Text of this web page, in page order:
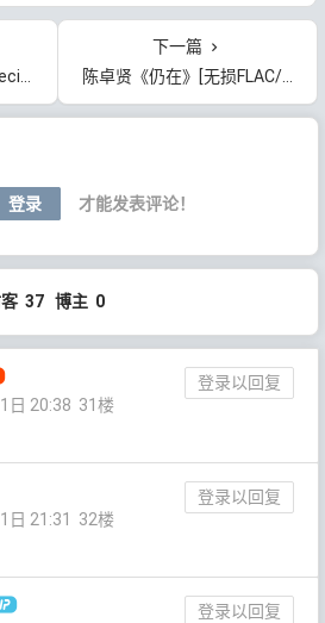
下载
下一篇
陈卓贤《仍在》[无损FLAC/MP3/65MB]百度云网盘下载
登录 才能发表评论！
客 37 博主 0
登录以回复
日 20:38 31楼
登录以回复
日 21:31
32楼
登录以回复